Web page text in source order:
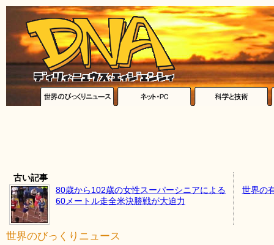
古い記事
80歳から102歳の女性スーパーシニアによる
60メートル走全米決勝戦が大迫力
世界の
世界のびっくりニュース